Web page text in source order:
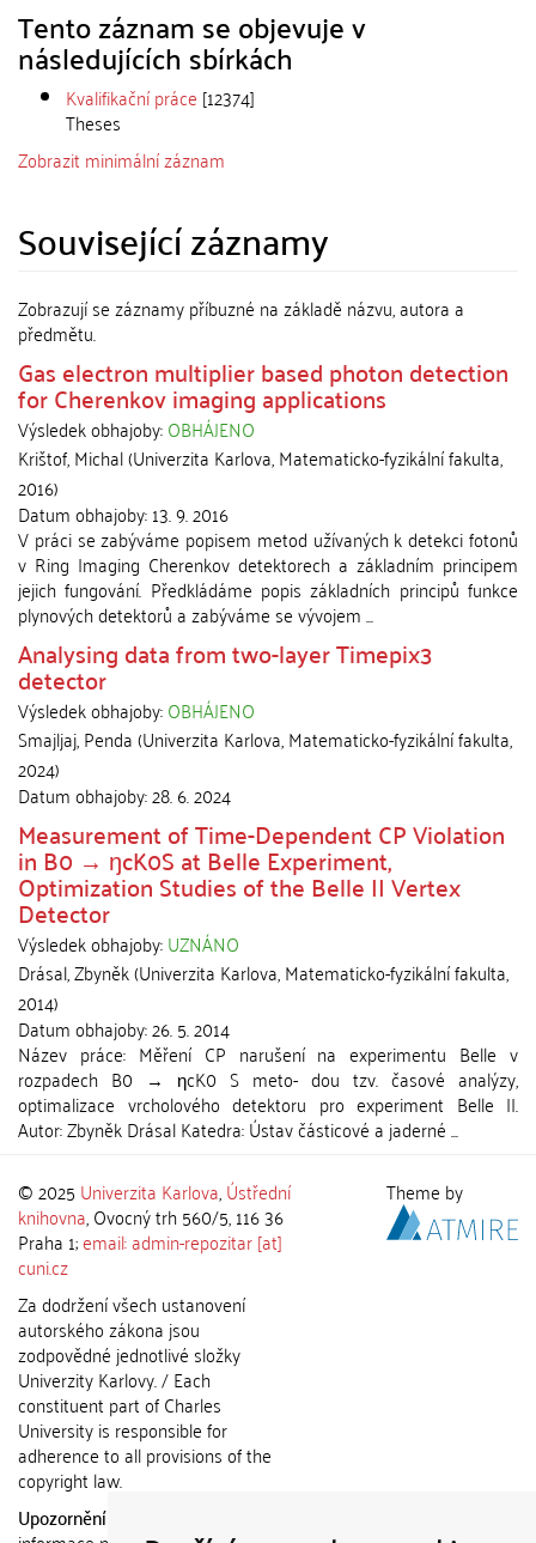
Tento záznam se objevuje v
následujících sbírkách
Kvalifikační práce [12374]
Theses
Zobrazit minimální záznam
Související záznamy
Zobrazují se záznamy příbuzné na základě názvu, autora a
předmětu.
Gas electron multiplier based photon detection
for Cherenkov imaging applications
Výsledek obhajoby:OBHÁJENO
Krištof, Michal(Univerzita Karlova, Matematicko-fyzikální fakulta,
2016)
Datum obhajoby:13. 9. 2016
V práci se zabýváme popisem metod užívaných k detekci fotonů
v Ring Imaging Cherenkov detektorech a základním principem
jejich fungování. Předkládáme popis základních principů funkce
plynových detektorů a zabýváme se vývojem ...
Analysing data from two-layer Timepix3
detector
Výsledek obhajoby:OBHÁJENO
Smajljaj, Penda(Univerzita Karlova, Matematicko-fyzikální fakulta,
2024)
Datum obhajoby:28. 6. 2024
Measurement of Time-Dependent CP Violation
in B0 → ŋcK0S at Belle Experiment,
Optimization Studies of the Belle II Vertex
Detector
Výsledek obhajoby:UZNÁNO
Drásal, Zbyněk(Univerzita Karlova, Matematicko-fyzikální fakulta,
2014)
Datum obhajoby:26. 5. 2014
Název práce: Měření CP narušení na experimentu Belle v
rozpadech B0 → ηcK0 S meto- dou tzv. časové analýzy,
optimalizace vrcholového detektoru pro experiment Belle II.
Autor: Zbyněk Drásal Katedra: Ústav částicové a jaderné ...
© 2025 Univerzita Karlova,Ústřední
knihovna, Ovocný trh 560/5, 116 36
Praha 1;email: admin-repozitar [at]
cuni.cz
Za dodržení všech ustanovení
autorského zákona jsou
zodpovědné jednotlivé složky
Univerzity Karlovy. / Each
constituent part of Charles
University is responsible for
adherence to all provisions of the
copyright law.
Upozornění / Notice:
Theme by